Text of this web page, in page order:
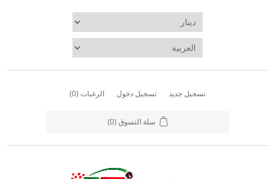
تسجيل جديد تسجيل دخول الرغبات (0)
سلة التسوق (0)